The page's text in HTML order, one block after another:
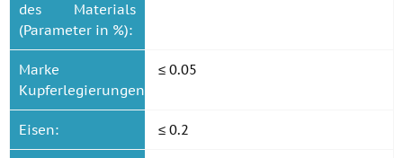
des Materials
(Parameter in %):
Marke
Kupferlegierungen:
≤ 0.05
Eisen: ≤ 0.2